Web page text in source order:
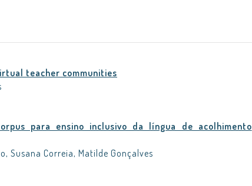
teacher communities
para ensino inclusivo da língua de acolhimento
Susana Correia, Matilde Gonçalves